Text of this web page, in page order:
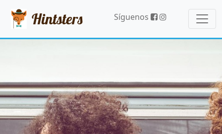
Hintsters Síguenos